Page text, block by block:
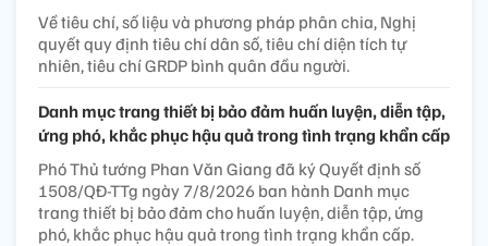
Về tiêu chí, số liệu và phương pháp phân chia, Nghị
quyết quy định tiêu chí dân số, tiêu chí diện tích tự
nhiên, tiêu chí GRDP bình quân đầu người.
Danh mục trang thiết bị bảo đảm huấn luyện, diễn tập,
ứng phó, khắc phục hậu quả trong tình trạng khẩn cấp
Phó Thủ tướng Phan Văn Giang đã ký Quyết định số
1508/QĐ-TTg ngày 7/8/2026 ban hành Danh mục
trang thiết bị bảo đảm cho huấn luyện, diễn tập, ứng
phó, khắc phục hậu quả trong tình trạng khẩn cấp.